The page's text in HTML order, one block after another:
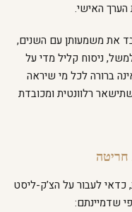
האישי.
את משמעותן עם השנים,
ניסוח קליל מדי על
ברורה לכל מי שיראה
רלוונטית ומכובדת
חריטה
לעבור על הצ’ק-ליסט
שדמיינתם: